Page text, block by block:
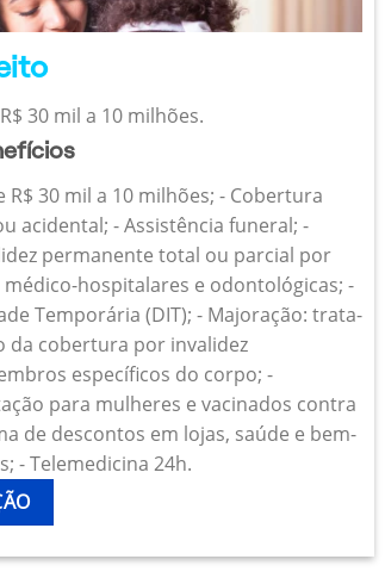
30 mil a 10 milhões.
R$ 30 mil a 10 milhões; - Cobertura
acidental; - Assistência funeral; -
permanente total ou parcial por
médico-hospitalares e odontológicas; -
Temporária (DIT); - Majoração: trata-
da cobertura por invalidez
específicos do corpo; -
para mulheres e vacinados contra
de descontos em lojas, saúde e bem-
- Telemedicina 24h.